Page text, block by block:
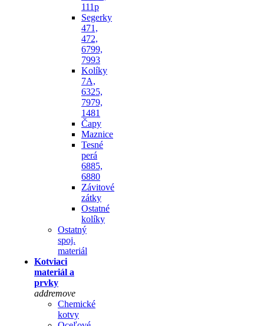
111p
Segerky
471,
472,
6799,
7993
Kolíky
7A,
6325,
7979,
1481
Čapy
Maznice
Tesné
perá
6885,
6880
Závitové
zátky
Ostatné
kolíky
Ostatný
spoj.
materiál
Kotviaci
materiál a
prvky
addremove
Chemické
kotvy